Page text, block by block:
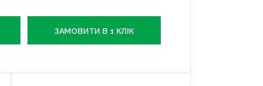
ЗАМОВИТИ В 1 КЛІК